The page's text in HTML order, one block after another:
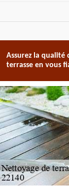
Assurez la qualité
terrasse en vous